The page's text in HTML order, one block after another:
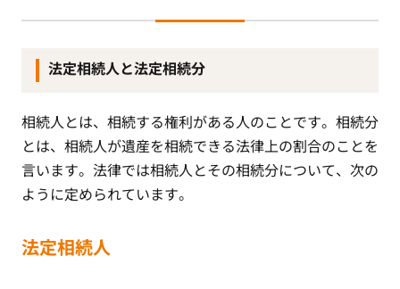
法定相続人と法定相続分
相続人とは、相続する権利がある人のことです。相続分
とは、相続人が遺産を相続できる法律上の割合のことを
言います。法律では相続人とその相続分について、次の
ように定められています。
法定相続人